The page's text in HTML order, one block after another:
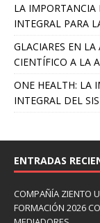
LA IMPORTANCIA
INTEGRAL PARA
GLACIARES EN
CIENTÍFICO A LA
ONE HEALTH: LA
INTEGRAL DEL
ENTRADAS
COMPAÑÍA ZIENTO
FORMACIÓN 2026